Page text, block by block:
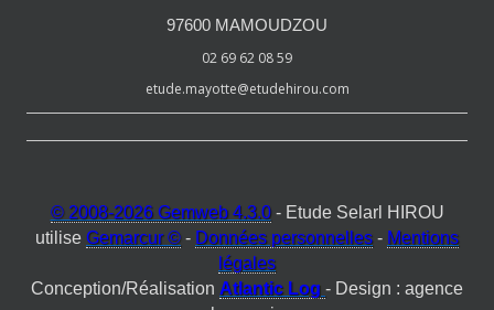
97600 MAMOUDZOU
02 69 62 08 59
etude.mayotte@etudehirou.com
© 2008-2026 Gemweb 4.3.0- Etude Selarl HIROU
utilise Gemarcur © - Données personnelles - Mentions
légales
Conception/Réalisation Atlantic Log - Design : agence